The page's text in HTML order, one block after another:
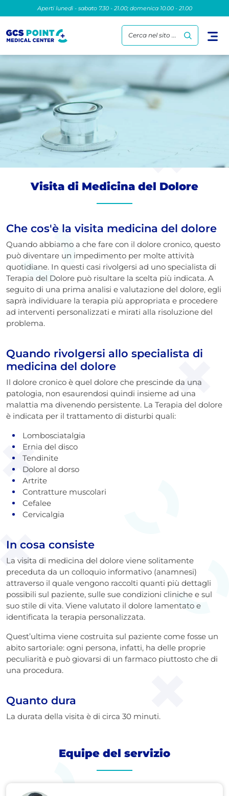
Aperti lunedì - sabato 7.30 - 21.00; domenica 10.00 - 21.00
Cerca nel sito ...
Visita di Medicina del Dolore
Che cos'è la visita medicina del dolore
Quando abbiamo a che fare con il dolore cronico, questo
può diventare un impedimento per molte attività
quotidiane. In questi casi rivolgersi ad uno specialista di
Terapia del Dolore può risultare la scelta più indicata. A
seguito di una prima analisi e valutazione del dolore, egli
saprà individuare la terapia più appropriata e procedere
ad interventi personalizzati e mirati alla risoluzione del
problema.
Quando rivolgersi allo specialista di
medicina del dolore
Il dolore cronico è quel dolore che prescinde da una
patologia, non esaurendosi quindi insieme ad una
malattia ma divenendo persistente. La Terapia del dolore
è indicata per il trattamento di disturbi quali:
Lombosciatalgia
Ernia del disco
Tendinite
Dolore al dorso
Artrite
Contratture muscolari
Cefalee
Cervicalgia
In cosa consiste
La visita di medicina del dolore viene solitamente
preceduta da un colloquio informativo (anamnesi)
attraverso il quale vengono raccolti quanti più dettagli
possibili sul paziente, sulle sue condizioni cliniche e sul
suo stile di vita. Viene valutato il dolore lamentato e
identificata la terapia personalizzata.
Quest’ultima viene costruita sul paziente come fosse un
abito sartoriale: ogni persona, infatti, ha delle proprie
peculiarità e può giovarsi di un farmaco piuttosto che di
una procedura.
Quanto dura
La durata della visita è di circa 30 minuti.
Equipe del servizio